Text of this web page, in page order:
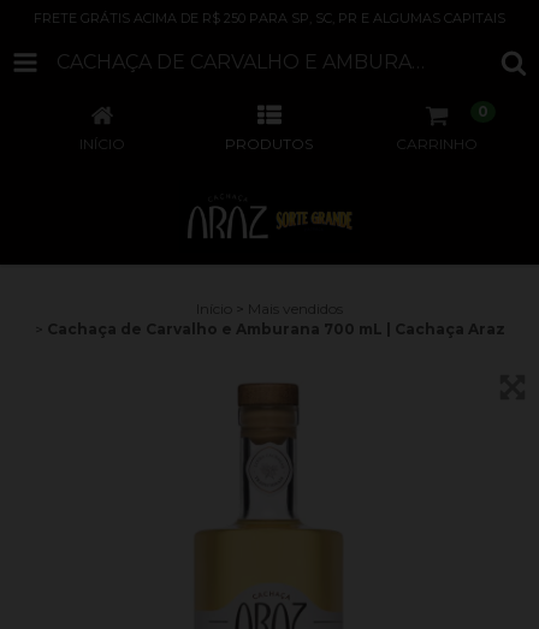
FRETE GRÁTIS ACIMA DE R$ 250 PARA SP, SC, PR E ALGUMAS CAPITAIS
CACHAÇA DE CARVALHO E AMBURANA 700 ML | CACHAÇA ARAZ
INÍCIO PRODUTOS CARRINHO
0
Mais vendidos
Cachaça de Carvalho e Amburana 700 mL | Cachaça Araz